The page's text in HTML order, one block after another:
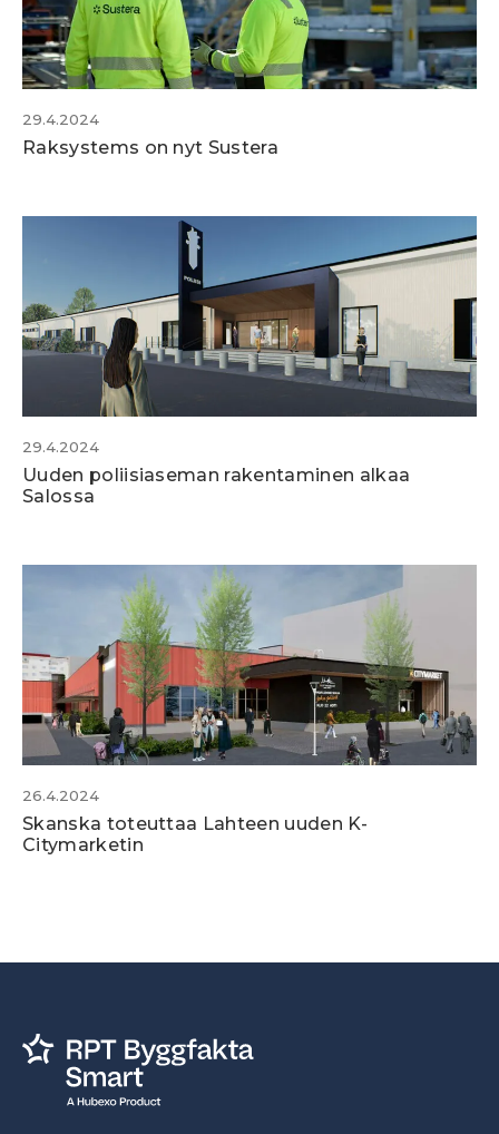
29.4.2024
Raksystems on nyt Sustera
29.4.2024
Uuden poliisiaseman rakentaminen alkaa
Salossa
26.4.2024
Skanska toteuttaa Lahteen uuden K-
Citymarketin